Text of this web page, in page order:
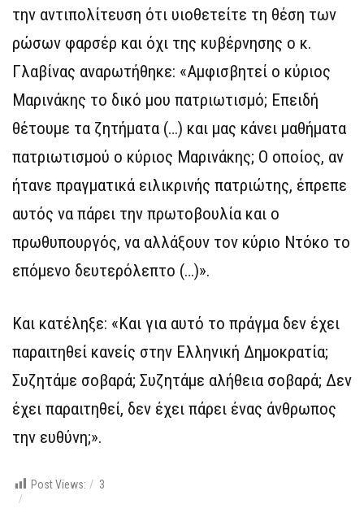
την αντιπολίτευση ότι υιοθετείτε τη θέση των
ρώσων φαρσέρ και όχι της κυβέρνησης ο κ.
Γλαβίνας αναρωτήθηκε: «Αμφισβητεί ο κύριος
Μαρινάκης το δικό μου πατριωτισμό; Επειδή
θέτουμε τα ζητήματα (…) και μας κάνει μαθήματα
πατριωτισμού ο κύριος Μαρινάκης; Ο οποίος, αν
ήτανε πραγματικά ειλικρινής πατριώτης, έπρεπε
αυτός να πάρει την πρωτοβουλία και ο
πρωθυπουργός, να αλλάξουν τον κύριο Ντόκο το
επόμενο δευτερόλεπτο (…)».
Και κατέληξε: «Και για αυτό το πράγμα δεν έχει
παραιτηθεί κανείς στην Ελληνική Δημοκρατία;
Συζητάμε σοβαρά; Συζητάμε αλήθεια σοβαρά; Δεν
έχει παραιτηθεί, δεν έχει πάρει ένας άνθρωπος
την ευθύνη;».
Post Views: 3